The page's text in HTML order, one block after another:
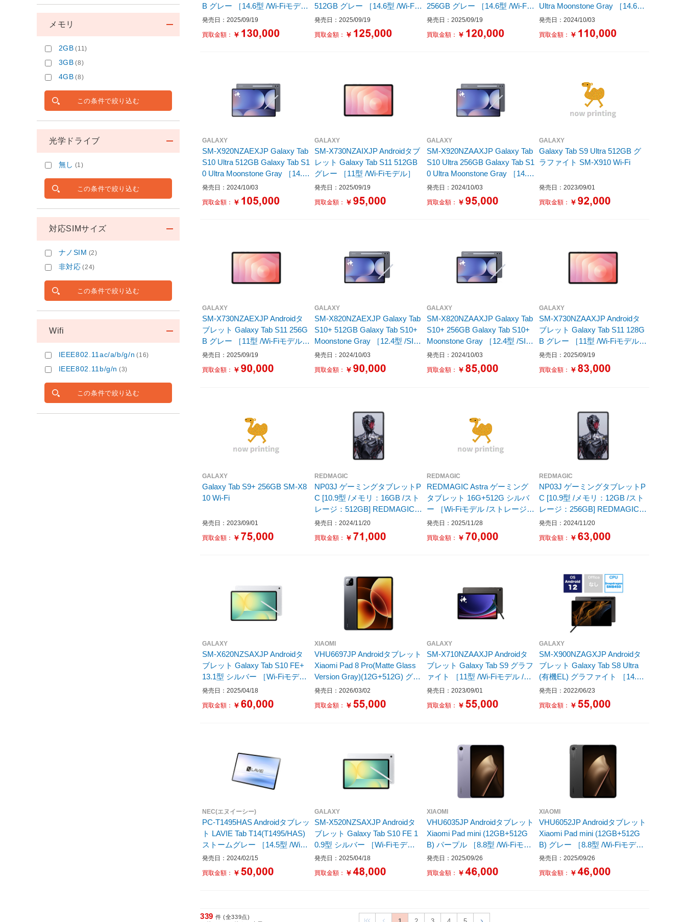
B グレー ［14.6型 /Wi-Fiモデル
/ストレージ：1TB］
発売日：2025/09/19
買取金額： ￥
512GB グレー ［14.6型 /Wi-Fi
モデル /ストレージ：512GB］
発売日：2025/09/19
買取金額： ￥
256GB グレー ［14.6型 /Wi-Fi
モデル /ストレージ：256GB］
発売日：2025/09/19
買取金額： ￥
Ultra Moonstone Gray ［14.6型
/SIMフリーモデル］
発売日：2024/10/03
買取金額： ￥
GALAXY
SM-X920NZAEXJP Galaxy Tab
S10 Ultra 512GB Galaxy Tab S1
0 Ultra Moonstone Gray ［14.6
型 /SIMフリーモデル］
発売日：2024/10/03
買取金額： ￥
GALAXY
SM-X730NZAIXJP Androidタブ
レット Galaxy Tab S11 512GB
グレー ［11型 /Wi-Fiモデル］
発売日：2025/09/19
買取金額： ￥
GALAXY
SM-X920NZAAXJP Galaxy Tab
S10 Ultra 256GB Galaxy Tab S1
0 Ultra Moonstone Gray ［14.6
型 /SIMフリーモデル /ストレー
ジ：256GB］
発売日：2024/10/03
買取金額： ￥
GALAXY
Galaxy Tab S9 Ultra 512GB グ
ラファイト SM-X910 Wi-Fi
発売日：2023/09/01
買取金額： ￥
GALAXY
SM-X730NZAEXJP Androidタ
ブレット Galaxy Tab S11 256G
B グレー ［11型 /Wi-Fiモデル /
ストレージ：256GB］
発売日：2025/09/19
買取金額： ￥
GALAXY
SM-X820NZAEXJP Galaxy Tab
S10+ 512GB Galaxy Tab S10+
Moonstone Gray ［12.4型 /SIM
フリーモデル］
発売日：2024/10/03
買取金額： ￥
GALAXY
SM-X820NZAAXJP Galaxy Tab
S10+ 256GB Galaxy Tab S10+
Moonstone Gray ［12.4型 /SIM
フリーモデル /ストレージ：25
発売日：2024/10/03
買取金額： ￥
GALAXY
SM-X730NZAAXJP Androidタ
ブレット Galaxy Tab S11 128G
B グレー ［11型 /Wi-Fiモデル /
ストレージ：128GB］
発売日：2025/09/19
買取金額： ￥
GALAXY
Galaxy Tab S9+ 256GB SM-X8
10 Wi-Fi
発売日：2023/09/01
買取金額： ￥
REDMAGIC
NP03J ゲーミングタブレットP
C [10.9型 /メモリ：16GB /スト
レージ：512GB] REDMAGIC N
ova 16G+512G ミッドナイト
［Wi-Fiモデル］
発売日：2024/11/20
買取金額： ￥
REDMAGIC
REDMAGIC Astra ゲーミング
タブレット 16G+512G シルバ
ー ［Wi-Fiモデル /ストレージ：
512GB］
発売日：2025/11/28
買取金額： ￥
REDMAGIC
NP03J ゲーミングタブレットP
C [10.9型 /メモリ：12GB /スト
レージ：256GB] REDMAGIC N
ova 12G+256G ミッドナイト
［Wi-Fiモデル］
発売日：2024/11/20
買取金額： ￥
GALAXY
SM-X620NZSAXJP Androidタ
ブレット Galaxy Tab S10 FE+
13.1型 シルバー ［Wi-Fiモデル
/ストレージ：128GB］
発売日：2025/04/18
買取金額： ￥
XIAOMI
VHU6697JP Androidタブレット
Xiaomi Pad 8 Pro(Matte Glass
Version Gray)(12G+512G) グレ
ー ［11.2型 /Wi-Fiモデル /スト
レージ：512GB］
発売日：2026/03/02
買取金額： ￥
GALAXY
SM-X710NZAAXJP Androidタ
ブレット Galaxy Tab S9 グラフ
ァイト ［11型 /Wi-Fiモデル /ス
トレージ：128GB］
発売日：2023/09/01
買取金額： ￥
GALAXY
SM-X900NZAGXJP Androidタ
ブレット Galaxy Tab S8 Ultra
(有機EL) グラファイト ［14.6
型 /Wi-Fiモデル /ストレージ：2
発売日：2022/06/23
買取金額： ￥
NEC(エヌイーシー)
PC-T1495HAS Androidタブレッ
ト LAVIE Tab T14(T1495/HAS)
ストームグレー ［14.5型 /Wi-Fi
モデル /ストレージ：256GB］
発売日：2024/02/15
買取金額： ￥
GALAXY
SM-X520NZSAXJP Androidタ
ブレット Galaxy Tab S10 FE 1
0.9型 シルバー ［Wi-Fiモデル /
ストレージ：128GB］
発売日：2025/04/18
買取金額： ￥
XIAOMI
VHU6035JP Androidタブレット
Xiaomi Pad mini (12GB+512G
B) パープル ［8.8型 /Wi-Fiモデ
ル /ストレージ：512GB］
発売日：2025/09/26
買取金額： ￥
XIAOMI
VHU6052JP Androidタブレット
Xiaomi Pad mini (12GB+512G
B) グレー ［8.8型 /Wi-Fiモデル
/ストレージ：512GB］
発売日：2025/09/26
買取金額： ￥
339 件 (全339点)
メモリ
2GB (11)
3GB (8)
4GB (8)
この条件で絞り込む
光学ドライブ
無し (1)
この条件で絞り込む
対応SIMサイズ
ナノSIM (2)
非対応 (24)
この条件で絞り込む
Wifi
IEEE802.11ac/a/b/g/n (16)
IEEE802.11b/g/n (3)
この条件で絞り込む